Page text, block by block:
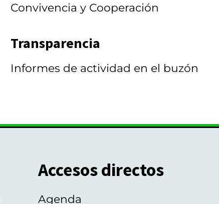
Convivencia y Cooperación
Transparencia
Informes de actividad en el buzón
Accesos directos
Agenda